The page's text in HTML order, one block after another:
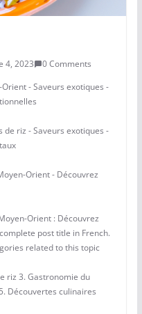
4, 2023
0 Comments
- Saveurs exotiques -
de riz - Saveurs exotiques -
Orient - Découvrez
Orient : Découvrez
post title in French.
related to this topic
riz 3. Gastronomie du
Découvertes culinaires